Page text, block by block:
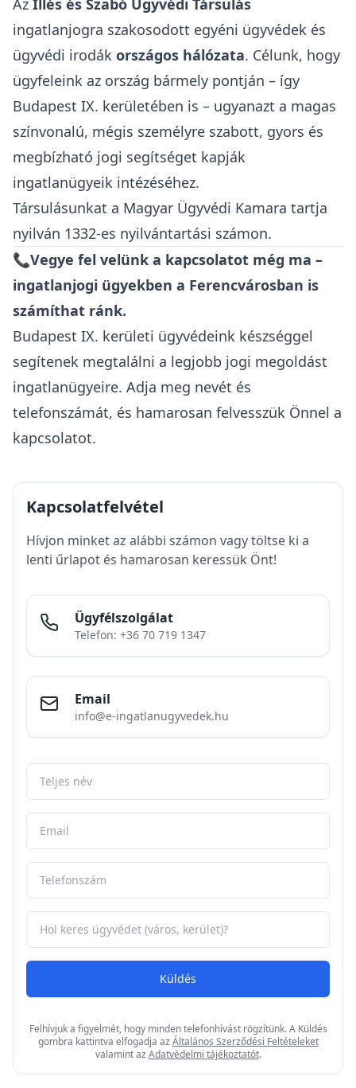
Az Illés és Szabó Ügyvédi Társulás
ingatlanjogra szakosodott egyéni ügyvédek és
ügyvédi irodák országos hálózata. Célunk, hogy
ügyfeleink az ország bármely pontján – így
Budapest IX. kerületében is – ugyanazt a magas
színvonalú, mégis személyre szabott, gyors és
megbízható jogi segítséget kapják
ingatlanügyeik intézéséhez.
Társulásunkat a Magyar Ügyvédi Kamara tartja
nyilván 1332-es nyilvántartási számon.
📞Vegye fel velünk a kapcsolatot még ma –
ingatlanjogi ügyekben a Ferencvárosban is
számíthat ránk.
Budapest IX. kerületi ügyvédeink készséggel
segítenek megtalálni a legjobb jogi megoldást
ingatlanügyeire. Adja meg nevét és
telefonszámát, és hamarosan felvesszük Önnel a
kapcsolatot.
Kapcsolatfelvétel
Hívjon minket az alábbi számon vagy töltse ki a
lenti űrlapot és hamarosan keressük Önt!
Ügyfélszolgálat
Telefon: +36 70 719 1347
Email
info@e-ingatlanugyvedek.hu
Küldés
Felhívjuk a figyelmét, hogy minden telefonhívást rögzítünk. A Küldés
gombra kattintva elfogadja az Általános Szerződési Feltételeket
valamint az Adatvédelmi tájékoztatót.